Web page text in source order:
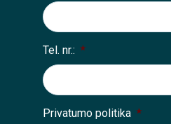
Tel. nr.: *
Privatumo politika *